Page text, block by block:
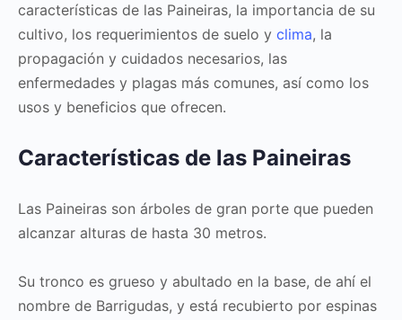
características de las Paineiras, la importancia de su
cultivo, los requerimientos de suelo y clima, la
propagación y cuidados necesarios, las
enfermedades y plagas más comunes, así como los
usos y beneficios que ofrecen.
Características de las Paineiras
Las Paineiras son árboles de gran porte que pueden
alcanzar alturas de hasta 30 metros.
Su tronco es grueso y abultado en la base, de ahí el
nombre de Barrigudas, y está recubierto por espinas